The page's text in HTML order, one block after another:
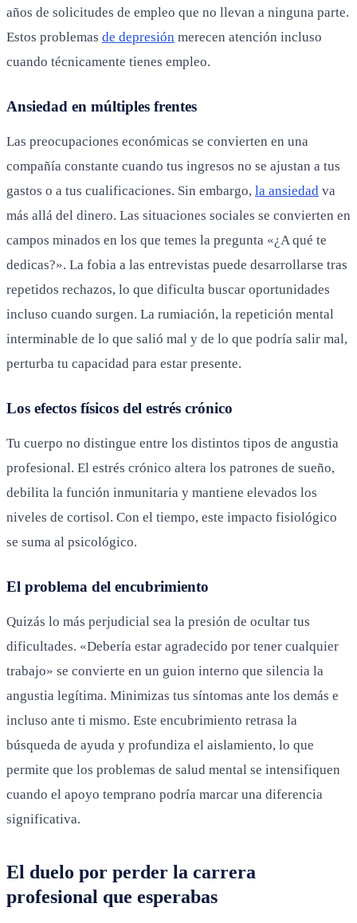
años de solicitudes de empleo que no llevan a ninguna parte.
Estos problemas de depresión merecen atención incluso
cuando técnicamente tienes empleo.
Ansiedad en múltiples frentes
Las preocupaciones económicas se convierten en una
compañía constante cuando tus ingresos no se ajustan a tus
gastos o a tus cualificaciones. Sin embargo, la ansiedad va
más allá del dinero. Las situaciones sociales se convierten en
campos minados en los que temes la pregunta «¿A qué te
dedicas?». La fobia a las entrevistas puede desarrollarse tras
repetidos rechazos, lo que dificulta buscar oportunidades
incluso cuando surgen. La rumiación, la repetición mental
interminable de lo que salió mal y de lo que podría salir mal,
perturba tu capacidad para estar presente.
Los efectos físicos del estrés crónico
Tu cuerpo no distingue entre los distintos tipos de angustia
profesional. El estrés crónico altera los patrones de sueño,
debilita la función inmunitaria y mantiene elevados los
niveles de cortisol. Con el tiempo, este impacto fisiológico
se suma al psicológico.
El problema del encubrimiento
Quizás lo más perjudicial sea la presión de ocultar tus
dificultades. «Debería estar agradecido por tener cualquier
trabajo» se convierte en un guion interno que silencia la
angustia legítima. Minimizas tus síntomas ante los demás e
incluso ante ti mismo. Este encubrimiento retrasa la
búsqueda de ayuda y profundiza el aislamiento, lo que
permite que los problemas de salud mental se intensifiquen
cuando el apoyo temprano podría marcar una diferencia
significativa.
El duelo por perder la carrera
profesional que esperabas